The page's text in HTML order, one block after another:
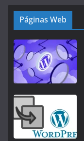
Páginas Web